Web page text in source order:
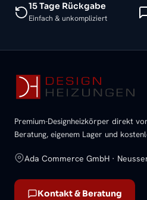
15 Tage Rückgabe
Einfach & unkompliziert
Premium-Designheizkörper direkt
Beratung, eigenem Lager und
Ada Commerce GmbH ·
Kontakt & Beratung